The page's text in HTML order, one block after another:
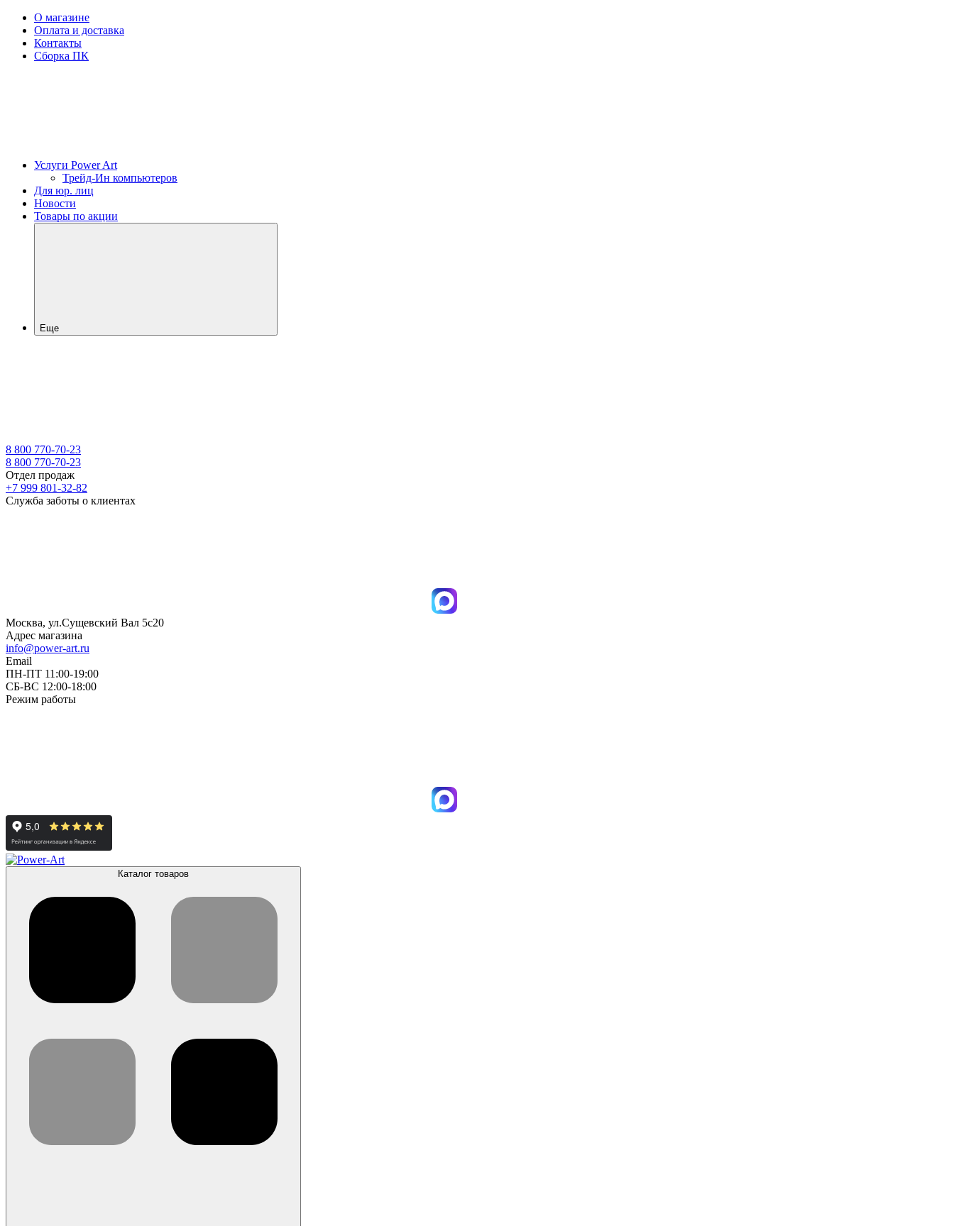
О магазине
Оплата и доставка
Контакты
Сборка ПК
Услуги Power Art
Трейд-Ин компьютеров
Для юр. лиц
Новости
Товары по акции
Еще
8 800 770-70-23
8 800 770-70-23
Отдел продаж
+7 999 801-32-82
Служба заботы о клиентах
Москва, ул.Сущевский Вал 5с20
Адрес магазина
info@power-art.ru
Email
ПН-ПТ 11:00-19:00
СБ-ВС 12:00-18:00
Режим работы
Каталог товаров